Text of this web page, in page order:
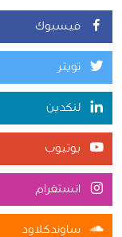
فيسبوك
تويتر
لنكدين
يوتيوب
انستغرام
ساوندكلاود